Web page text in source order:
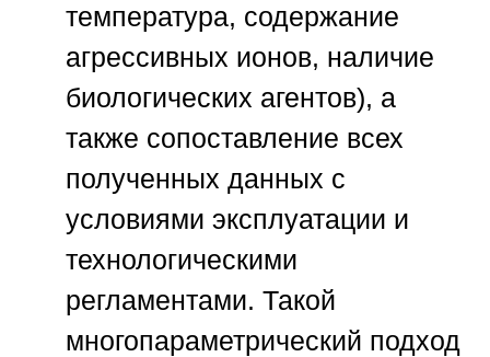
температура, содержание
агрессивных ионов, наличие
биологических агентов), а
также сопоставление всех
полученных данных с
условиями эксплуатации и
технологическими
регламентами. Такой
многопараметрический подход